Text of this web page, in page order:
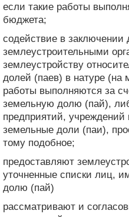
если такие работы
бюджета;
содействие в заключении
землеустроительными
землеустройству
долей (паев) в натуре (на
работы выполняются за
земельную долю (пай),
предприятий,
земельные доли (паи),
тому подобное;
предоставляют
уточненные списки лиц,
долю (пай)
рассматривают и